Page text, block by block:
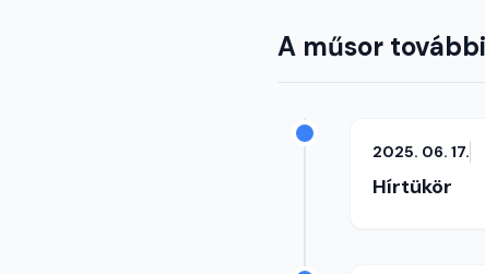
A műsor
2025. 06. 17.
Hírtükör